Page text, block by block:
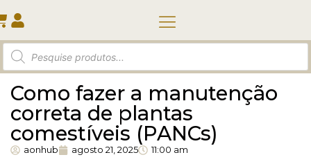
Como fazer a manutenção
correta de plantas
comestíveis (PANCs)
aonhub agosto 21, 2025 11:00 am